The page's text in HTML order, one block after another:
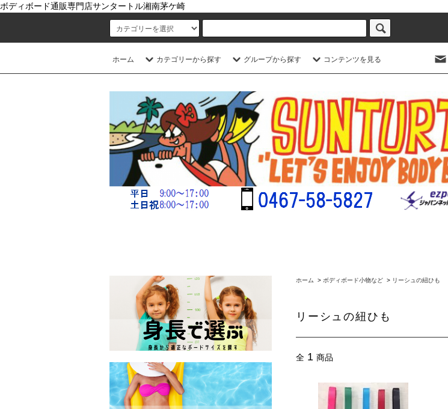
ボディボード通販専門店サンタートル湘南茅ケ崎
ホーム カテゴリーから探す グループから探す コンテンツを見る
ホーム > ボディボード小物など > リーシュの紐ひも
リーシュの紐ひも
全 1 商品